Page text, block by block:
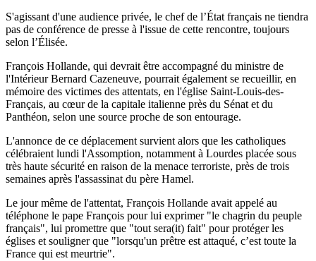
S'agissant d'une audience privée, le chef de l’État français ne tiendra
pas de conférence de presse à l'issue de cette rencontre, toujours
selon l’Élisée.
François Hollande, qui devrait être accompagné du ministre de
l'Intérieur Bernard Cazeneuve, pourrait également se recueillir, en
mémoire des victimes des attentats, en l'église Saint-Louis-des-
Français, au cœur de la capitale italienne près du Sénat et du
Panthéon, selon une source proche de son entourage.
L'annonce de ce déplacement survient alors que les catholiques
célébraient lundi l'Assomption, notamment à Lourdes placée sous
très haute sécurité en raison de la menace terroriste, près de trois
semaines après l'assassinat du père Hamel.
Le jour même de l'attentat, François Hollande avait appelé au
téléphone le pape François pour lui exprimer "le chagrin du peuple
français", lui promettre que "tout sera(it) fait" pour protéger les
églises et souligner que "lorsqu'un prêtre est attaqué, c’est toute la
France qui est meurtrie".